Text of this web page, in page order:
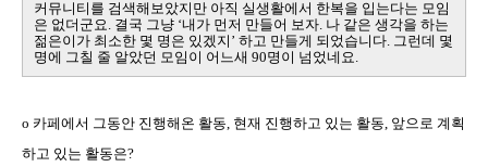
커뮤니티를 검색해보았지만 아직 실생활에서 한복을 입는다는 모임
은 없더군요 결국 그냥 ‘내가 먼저 만들어 보자 나 같은 생각을 하는
젊은이가 최소한 몇 명은 있겠지’ 하고 만들게 되었습니다 그런데 몇
명에 그칠 줄 알았던 모임이 어느새 90명이 넘었네요
o 카페에서 그동안 진행해온 활동 현재 진행하고 있는 활동 앞으로 계획
하고 있는 활동은?